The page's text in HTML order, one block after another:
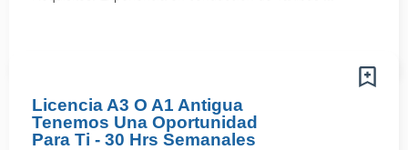
Licencia A3 O A1 Antigua
Tenemos Una Oportunidad
Para Ti - 30 Hrs Semanales